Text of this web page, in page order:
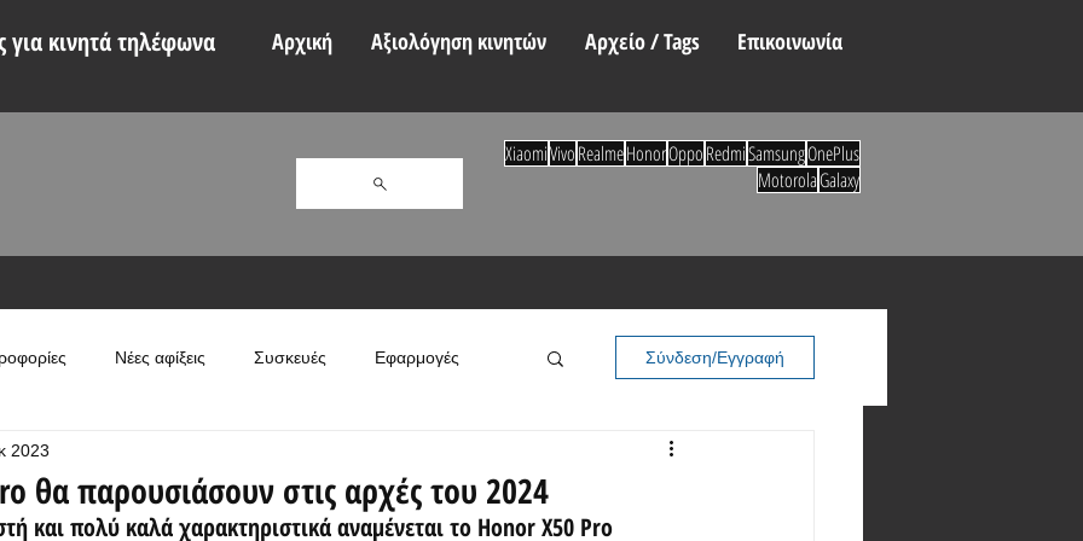
για κινητά τηλέφωνα Αρχική Αξιολόγηση κινητών Αρχείο / Tags Επικοινωνία
Νέες αφίξεις Συσκευές Εφαρμογές Σύνδεση/Εγγραφή
θα παρουσιάσουν στις αρχές του 2024
2023
και πολύ καλά χαρακτηριστικά αναμένεται το Honor X50 Pro
XiaomiVivoRealmeHonorOppoRedmiSamsungOnePlus
MotorolaGalaxy